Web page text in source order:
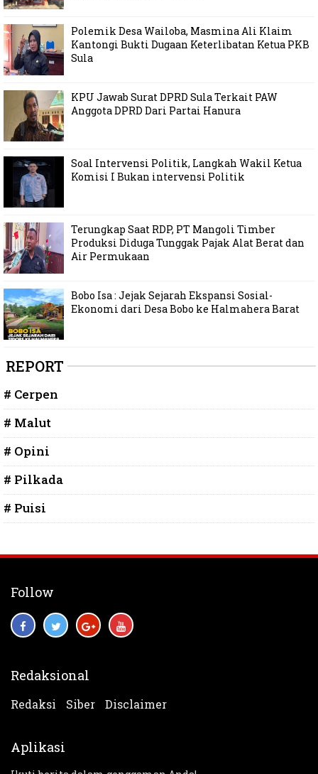
Polemik Desa Wailoba, Masmina Ali Klaim
Kantongi Bukti Dugaan Keterlibatan Ketua PKB
Sula
KPU Jawab Surat DPRD Sula Terkait PAW
Anggota DPRD Dari Partai Hanura
Soal Intervensi Politik, Langkah Wakil Ketua
Komisi I Bukan intervensi Politik
Terungkap Saat RDP, PT Mangoli Timber
Produksi Diduga Tunggak Pajak Alat Berat dan
Air Permukaan
Bobo Isa : Jejak Sejarah Ekspansi Sosial-
Ekonomi dari Desa Bobo ke Halmahera Barat
REPORT
# Cerpen
# Malut
# Opini
# Pilkada
# Puisi
Follow
Redaksional
Redaksi Siber Disclaimer
Aplikasi